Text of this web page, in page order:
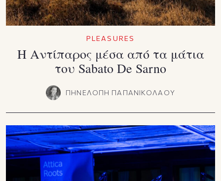
PLEASURES
Η Αντίπαρος μέσα από τα μάτια
του Sabato De Sarno
ΠΗΝΕΛΟΠΗ ΠΑΠΑΝΙΚΟΛΑΟΥ